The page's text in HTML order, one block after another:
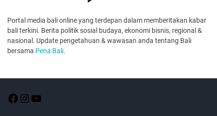
Portal media bali online yang terdepan dalam memberitakan kabar
bali terkini. Berita politik sosial budaya, ekonomi bisnis, regional &
nasional. Update pengetahuan & wawasan anda tentang Bali
bersama Pena Bali.